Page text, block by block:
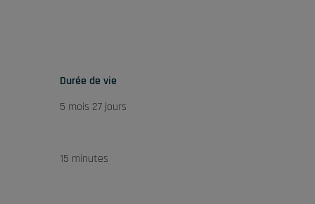
Durée de vie
5 mois 27 jours
15 minutes